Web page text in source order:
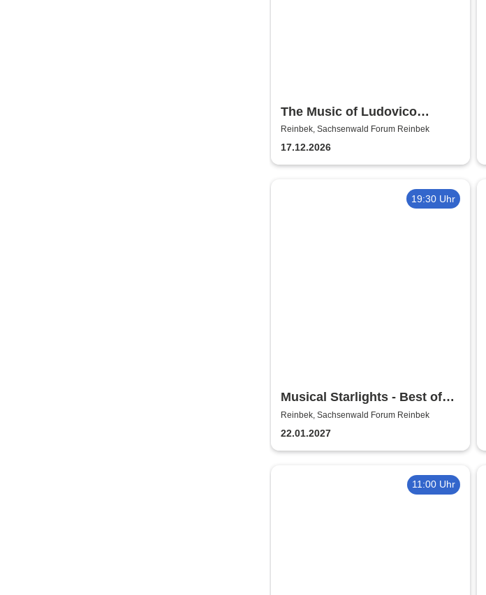
The Music of Ludovico
Einaudi: Tribute-
Klavierkonzert - Ludovico
Einaudi Tribute bei
Reinbek, Sachsenwald Forum Reinbek
17.12.2026
19:30 Uhr
Musical Starlights - Best of
Musicals
Reinbek, Sachsenwald Forum Reinbek
22.01.2027
11:00 Uhr